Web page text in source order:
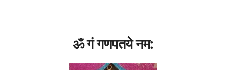
ॐ गं गणपतये नम: